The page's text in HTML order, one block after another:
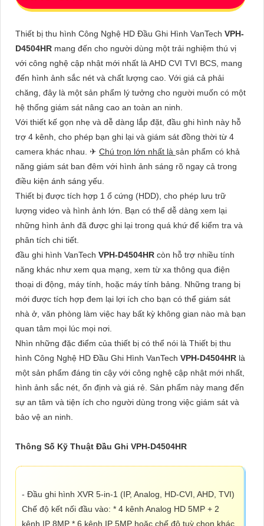
Thiết bị thu hình Công Nghệ HD Đầu Ghi Hình VanTech VPH-
D4504HR mang đến cho người dùng một trải nghiệm thú vị
với công nghệ cập nhật mới nhất là AHD CVI TVI BCS, mang
đến hình ảnh sắc nét và chất lượng cao. Với giá cả phải
chăng, đây là một sản phẩm lý tưởng cho người muốn có một
hệ thống giám sát nâng cao an toàn an ninh.
Với thiết kế gọn nhẹ và dễ dàng lắp đặt, đầu ghi hình này hỗ
trợ 4 kênh, cho phép bạn ghi lại và giám sát đồng thời từ 4
camera khác nhau. ✈ Chú trọn lớn nhất là sản phẩm có khả
năng giám sát ban đêm với hình ảnh sáng rõ ngay cả trong
điều kiện ánh sáng yếu.
Thiết bị được tích hợp 1 ổ cứng (HDD), cho phép lưu trữ
lượng video và hình ảnh lớn. Bạn có thể dễ dàng xem lại
những hình ảnh đã được ghi lại trong quá khứ để kiểm tra và
phân tích chi tiết.
đầu ghi hình VanTech VPH-D4504HR còn hỗ trợ nhiều tính
năng khác như xem qua mạng, xem từ xa thông qua điện
thoại di động, máy tính, hoặc máy tính bảng. Những trang bị
mới được tích hợp đem lại lợi ích cho bạn có thể giám sát
nhà ở, văn phòng làm việc hay bất kỳ không gian nào mà bạn
quan tâm mọi lúc mọi nơi.
Nhìn những đặc điểm của thiết bị có thể nói là Thiết bị thu
hình Công Nghệ HD Đầu Ghi Hình VanTech VPH-D4504HR là
một sản phẩm đáng tin cậy với công nghệ cập nhật mới nhất,
hình ảnh sắc nét, ổn định và giá rẻ. Sản phẩm này mang đến
sự an tâm và tiện ích cho người dùng trong việc giám sát và
bảo vệ an ninh.
Thông Số Kỹ Thuật Đầu Ghi VPH-D4504HR
- Đầu ghi hình XVR 5-in-1 (IP, Analog, HD-CVI, AHD, TVI)
Chế độ kết nối đầu vào: * 4 kênh Analog HD 5MP + 2
kênh IP 8MP * 6 kênh IP 5MP hoặc chế độ tuỳ chọn khác